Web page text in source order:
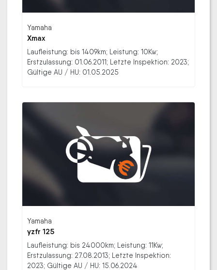
Yamaha
Xmax
Laufleistung: bis 1409km; Leistung: 10Kw;
Erstzulassung: 01.06.2011; Letzte Inspektion: 2023;
Gültige AU / HU: 01.05.2025
Yamaha
yzfr 125
Laufleistung: bis 24000km; Leistung: 11Kw;
Erstzulassung: 27.08.2013; Letzte Inspektion:
2023; Gültige AU / HU: 15.06.2024